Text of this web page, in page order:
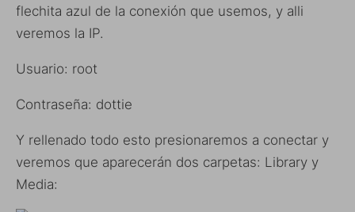
flechita azul de la conexión que usemos, y alli
veremos la IP.
Usuario: root
Contraseña: dottie
Y rellenado todo esto presionaremos a conectar y
veremos que aparecerán dos carpetas: Library y
Media: